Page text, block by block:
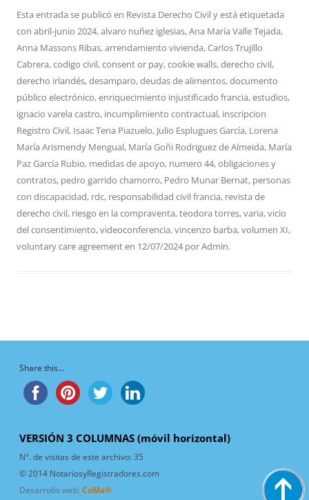
Esta entrada se publicó en Revista Derecho Civily está etiquetada
con abril-junio 2024,alvaro nuñez iglesias,Ana María Valle Tejada,
Anna Massons Ribas,arrendamiento vivienda,Carlos Trujillo
Cabrera,codigo civil,consent or pay,cookie walls,derecho civil,
derecho irlandés,desamparo,deudas de alimentos,documento
público electrónico,enriquecimiento injustificado francia,estudios,
ignacio varela castro, incumplimiento contractual, inscripcion
Registro Civil, Isaac Tena Piazuelo, Julio Esplugues García, Lorena
María Arismendy Mengual, María Goñi Rodriguez de Almeida, María
Paz García Rubio, medidas de apoyo, numero 44,obligaciones y
contratos, pedro garrido chamorro, Pedro Munar Bernat, personas
con discapacidad, rdc, responsabilidad civil francia, revista de
derecho civil, riesgo en la compraventa,teodora torres,varia,vicio
del consentimiento,videoconferencia,vincenzo barba,volumen XI,
voluntary care agreementen 12/07/2024porAdmin.
Share this...
VERSIÓN 3 COLUMNAS (móvil horizontal)
N°. de visitas de este archivo:35
© 2014 NotariosyRegistradores.com
Desarrollo web: CoMa®